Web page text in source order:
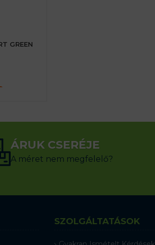
GREEN
ÁRUK CSERÉJE
A méret nem megfelelő?
SZOLGÁLTATÁSOK